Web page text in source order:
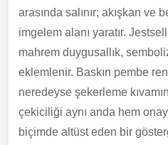
arasında salınır; akışkan ve
imgelem alanı yaratır.
mahrem duygusallık,
eklemlenir. Baskın pembe
neredeyse şekerleme
çekiciliği aynı anda hem
biçimde altüst eden bir